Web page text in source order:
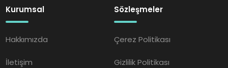
Kurumsal
Hakkımızda
İletişim
Sözleşmeler
Çerez Politikası
Gizlilik Politikası